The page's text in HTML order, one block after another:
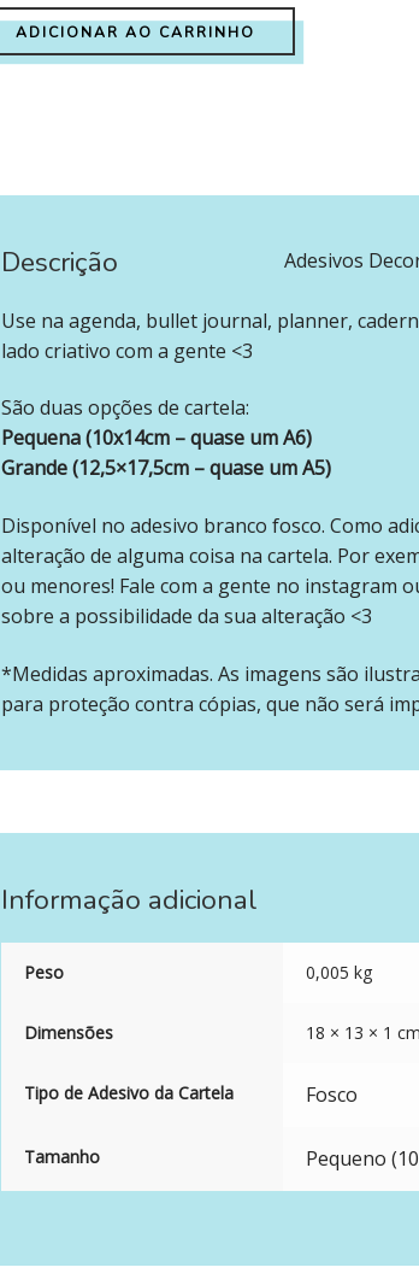
ADICIONAR AO CARRINHO
Descrição Adesivos
Use na agenda, bullet journal, planner,
lado criativo com a gente <3
São duas opções de cartela:
Pequena (10x14cm – quase um A6)
Grande (12,5×17,5cm – quase um A5)
Disponível no adesivo branco fosco. Como
alteração de alguma coisa na cartela. Por
ou menores! Fale com a gente no instagram
sobre a possibilidade da sua alteração <3
*Medidas aproximadas. As imagens são
para proteção contra cópias, que não será
Informação adicional
Peso 0,005 kg
Dimensões 18 × 13 × 1 cm
Tipo de Adesivo da Cartela Fosco
Tamanho Pequeno